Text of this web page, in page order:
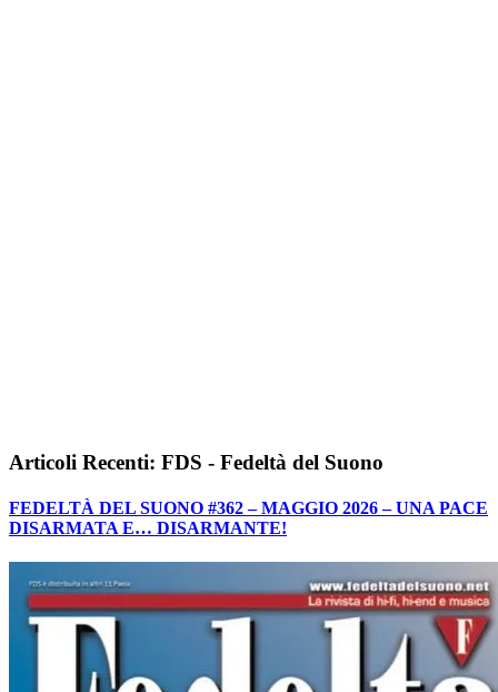
Articoli Recenti: FDS - Fedeltà del Suono
FEDELTÀ DEL SUONO #362 – MAGGIO 2026 – UNA PACE
DISARMATA E… DISARMANTE!